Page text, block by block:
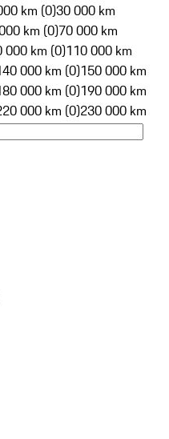
km (0)30 000 km
km (0)70 000 km
000 km (0)110 000 km
000 km (0)150 000 km
000 km (0)190 000 km
000 km (0)230 000 km